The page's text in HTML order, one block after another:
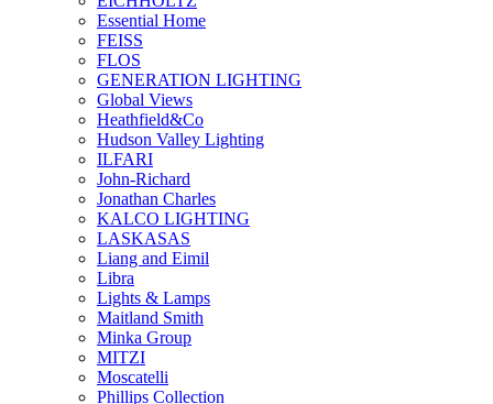
Essential Home
FEISS
FLOS
GENERATION LIGHTING
Global Views
Heathfield&Co
Hudson Valley Lighting
ILFARI
John-Richard
Jonathan Charles
KALCO LIGHTING
LASKASAS
Liang and Eimil
Libra
Lights & Lamps
Maitland Smith
Minka Group
MITZI
Moscatelli
Phillips Collection